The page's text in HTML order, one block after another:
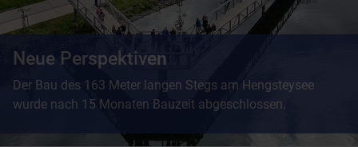
Neue Perspektiven
Der Bau des 163 Meter langen Stegs am Hengsteysee
wurde nach 15 Monaten Bauzeit abgeschlossen.